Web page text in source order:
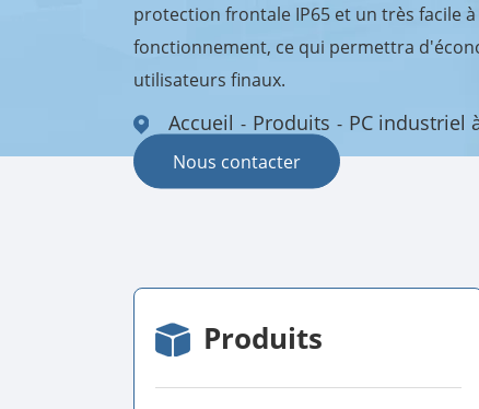
Accueil Produits PC industriel
protection frontale IP65 et un très facile
fonctionnement, ce qui permettra
utilisateurs finaux.
Nous contacter
Produits